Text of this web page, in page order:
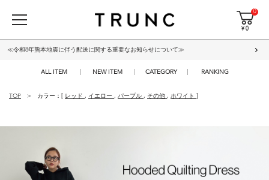
0
¥ 0
≪令和8年熊本地震に伴う配送に関する重要なお知らせについて≫
ALL ITEM NEW ITEM CATEGORY RANKING
TOP カラー：[ レッド , イエロー , パープル , その他 , ホワイト